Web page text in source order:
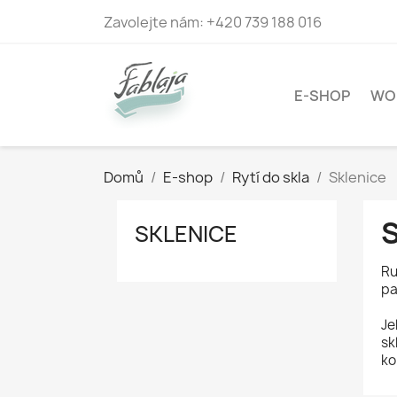
Zavolejte nám: +420 739 188 016
E-SHOP
Domů E-shop Rytí do skla Sklenice
SKLENICE